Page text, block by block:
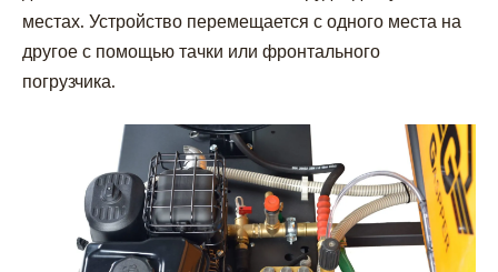
местах. Устройство перемещается с одного места на
другое с помощью тачки или фронтального
погрузчика.